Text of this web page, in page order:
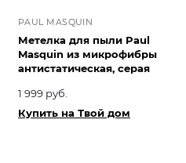
PAUL MASQUIN
Метелка для пыли Paul
Masquin из микрофибры
антистатическая, серая
1 999 руб.
Купить на Твой дом